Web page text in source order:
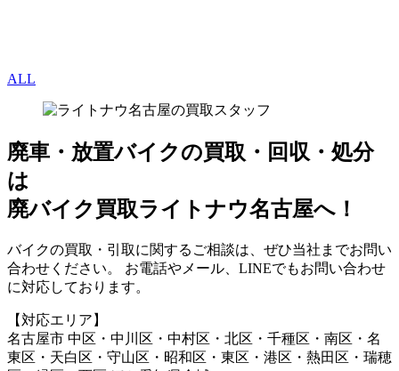
ALL
廃車・放置バイクの買取・回収・処分
は
廃バイク買取ライトナウ名古屋へ！
バイクの買取・引取に関するご相談は、ぜひ当社までお問い
合わせください。 お電話やメール、LINEでもお問い合わせ
に対応しております。
【対応エリア】
名古屋市 中区・中川区・中村区・北区・千種区・南区・名
東区・天白区・守山区・昭和区・東区・港区・熱田区・瑞穂